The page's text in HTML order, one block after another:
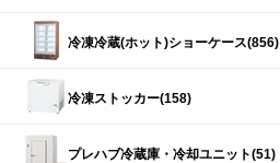
冷凍冷蔵(ホット)ショーケース(856)
冷凍ストッカー(158)
プレハブ冷蔵庫・冷却ユニット(51)